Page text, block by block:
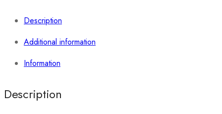
Description
Additional information
Information
Description